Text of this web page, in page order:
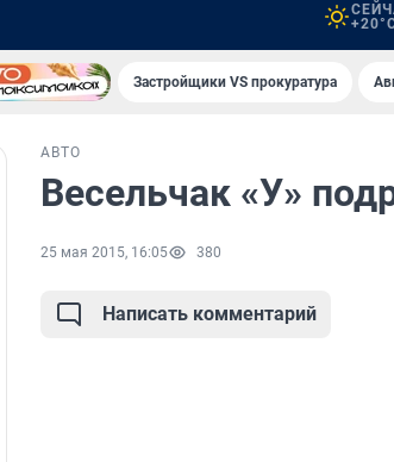
Застройщики VS прокуратура
АВТО
Весельчак «У»
25 мая 2015, 16:05 380
Написать комментарий